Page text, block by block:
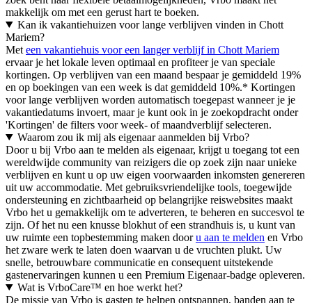
makkelijk om met een gerust hart te boeken.
Kan ik vakantiehuizen voor lange verblijven vinden in Chott
Mariem?
Met een vakantiehuis voor een langer verblijf in Chott Mariem
ervaar je het lokale leven optimaal en profiteer je van speciale
kortingen. Op verblijven van een maand bespaar je gemiddeld 19%
en op boekingen van een week is dat gemiddeld 10%.* Kortingen
voor lange verblijven worden automatisch toegepast wanneer je je
vakantiedatums invoert, maar je kunt ook in je zoekopdracht onder
'Kortingen' de filters voor week- of maandverblijf selecteren.
Waarom zou ik mij als eigenaar aanmelden bij Vrbo?
Door u bij Vrbo aan te melden als eigenaar, krijgt u toegang tot een
wereldwijde community van reizigers die op zoek zijn naar unieke
verblijven en kunt u op uw eigen voorwaarden inkomsten genereren
uit uw accommodatie. Met gebruiksvriendelijke tools, toegewijde
ondersteuning en zichtbaarheid op belangrijke reiswebsites maakt
Vrbo het u gemakkelijk om te adverteren, te beheren en succesvol te
zijn. Of het nu een knusse blokhut of een strandhuis is, u kunt van
uw ruimte een topbestemming maken dooru aan te melden en Vrbo
het zware werk te laten doen waarvan u de vruchten plukt. Uw
snelle, betrouwbare communicatie en consequent uitstekende
gastenervaringen kunnen u een Premium Eigenaar-badge opleveren.
Wat is VrboCare™ en hoe werkt het?
De missie van Vrbo is gasten te helpen ontspannen, banden aan te